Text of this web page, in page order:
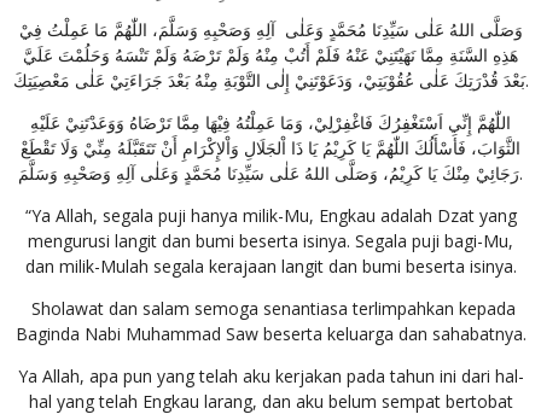
وَصَلَّى اللهُ عَلٰى سَيِّدِنَا مُحَمَّدٍ وَعَلٰى آلِهِ وَصَحْبِهِ وَسَلَّمَ، اللّٰهُمَّ مَا عَمِلْتُ فِيْ
هَذِهِ السَّنَةِ مِمَّا نَهَيْتَنِيْ عَنْهُ فَلَمْ أَتُبْ مِنْهُ وَلَمْ تَرْضَهُ وَلَمْ تَنْسَهُ وَحَلُمْتَ عَلَيَّ
بَعْدَ قُدْرَتِكَ عَلٰى عُقُوْبَتِيْ، وَدَعَوْتَنِيْ إِلٰى التَّوْبَةِ مِنْهُ بَعْدَ جَرَاءَتِيْ عَلٰى مَعْصِيَتِكَ.
اللّٰهُمَّ إِنِّي اَسْتَغْفِرُكَ فَاغْفِرْلِيْ، وَمَا عَمِلْتُهُ فِيْهَا مِمَّا تَرْضَاهُ وَوَعَدْتَنِيْ عَلَيْهِ
الثَّوَابَ، فَأَسْأَلُكَ اللّٰهُمَّ يَا كَرِيْمُ يَا ذَا اْلجَلَالِ وَاْلإِكْرَامِ أَنْ تَتَقَبَّلَهُ مِنِّيْ وَلَا تَقْطَعْ
رَجَائِيْ مِنْكَ يَا كَرِيْمُ، وَصَلَّى اللهُ عَلٰى سَيِّدِنَا مُحَمَّدٍ وَعَلٰى آلِهِ وَصَحْبِهِ وَسَلَّمَ.
“Ya Allah, segala puji hanya milik-Mu, Engkau adalah Dzat yang
mengurusi langit dan bumi beserta isinya. Segala puji bagi-Mu,
dan milik-Mulah segala kerajaan langit dan bumi beserta isinya.
Sholawat dan salam semoga senantiasa terlimpahkan kepada
Baginda Nabi Muhammad Saw beserta keluarga dan sahabatnya.
Ya Allah, apa pun yang telah aku kerjakan pada tahun ini dari hal-
hal yang telah Engkau larang, dan aku belum sempat bertobat